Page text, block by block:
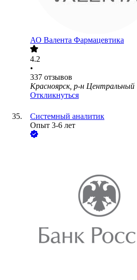
АО Валента Фармацевтика
4.2
•
337 отзывов
Красноярск, р-н Центральный
Откликнуться
Системный аналитик
Опыт 3-6 лет